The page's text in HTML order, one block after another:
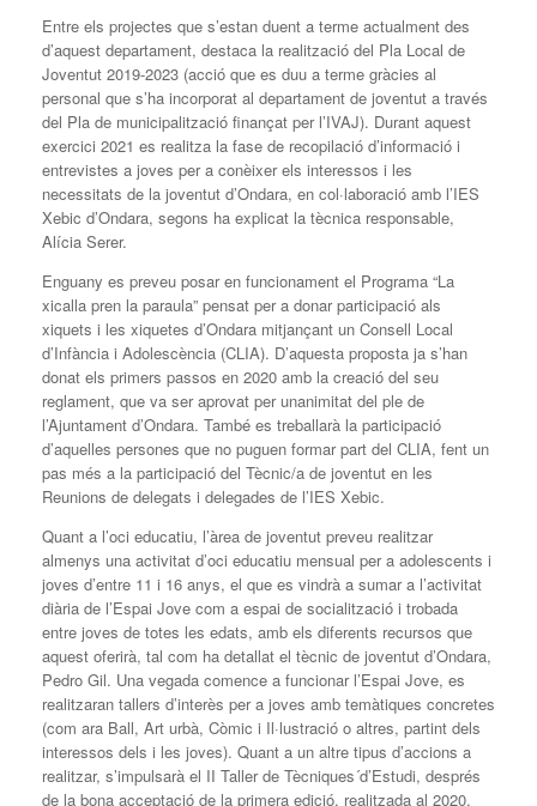
Entre els projectes que s’estan duent a terme actualment des
d’aquest departament, destaca la realització del Pla Local de
Joventut 2019-2023 (acció que es duu a terme gràcies al
personal que s’ha incorporat al departament de joventut a través
del Pla de municipalització finançat per l’IVAJ). Durant aquest
exercici 2021 es realitza la fase de recopilació d’informació i
entrevistes a joves per a conèixer els interessos i les
necessitats de la joventut d’Ondara, en col·laboració amb l’IES
Xebic d’Ondara, segons ha explicat la tècnica responsable,
Alícia Serer.
Enguany es preveu posar en funcionament el Programa “La
xicalla pren la paraula” pensat per a donar participació als
xiquets i les xiquetes d’Ondara mitjançant un Consell Local
d’Infància i Adolescència (CLIA). D’aquesta proposta ja s’han
donat els primers passos en 2020 amb la creació del seu
reglament, que va ser aprovat per unanimitat del ple de
l’Ajuntament d’Ondara. També es treballarà la participació
d’aquelles persones que no puguen formar part del CLIA, fent un
pas més a la participació del Tècnic/a de joventut en les
Reunions de delegats i delegades de l’IES Xebic.
Quant a l’oci educatiu, l’àrea de joventut preveu realitzar
almenys una activitat d’oci educatiu mensual per a adolescents i
joves d’entre 11 i 16 anys, el que es vindrà a sumar a l’activitat
diària de l’Espai Jove com a espai de socialització i trobada
entre joves de totes les edats, amb els diferents recursos que
aquest oferirà, tal com ha detallat el tècnic de joventut d’Ondara,
Pedro Gil. Una vegada comence a funcionar l’Espai Jove, es
realitzaran tallers d’interès per a joves amb temàtiques concretes
(com ara Ball, Art urbà, Còmic i Il·lustració o altres, partint dels
interessos dels i les joves). Quant a un altre tipus d’accions a
realitzar, s’impulsarà el II Taller de Tècniques´d’Estudi, després
de la bona acceptació de la primera edició, realitzada al 2020.